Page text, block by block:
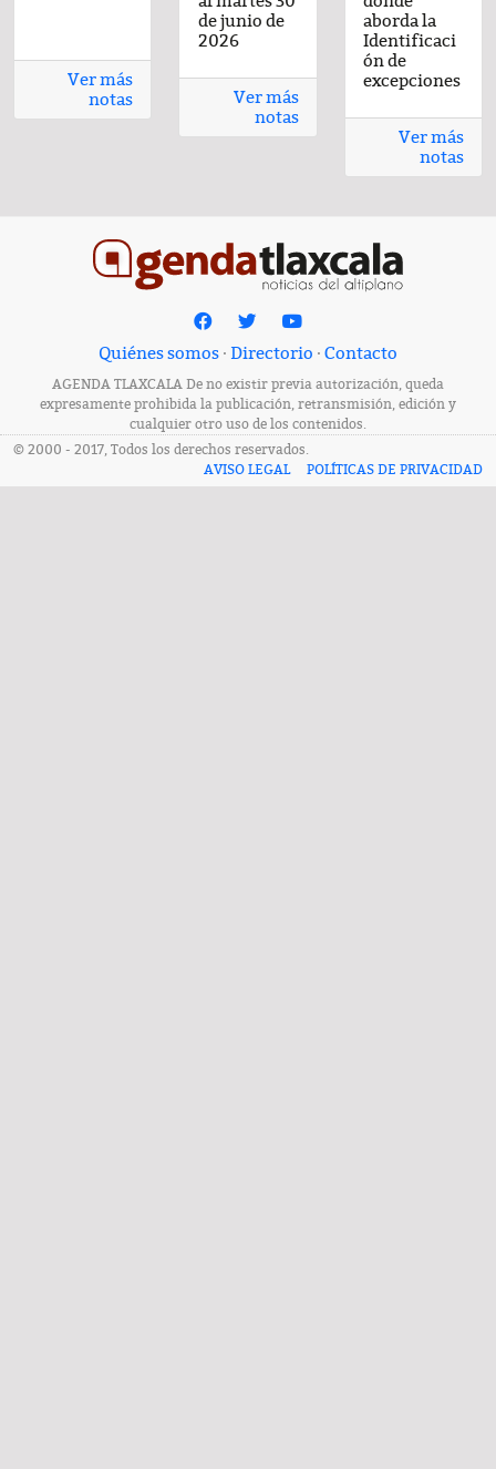
casero
Ver más
notas
de junio de
2026
de junio de
de junio de
2026
Ver más
notas
aborda la
Identificaci
ón de
excepciones
Ver más
notas
Quiénes somos · Directorio · Contacto
AGENDA TLAXCALA De no existir previa autorización, queda
expresamente prohibida la publicación, retransmisión, edición y
cualquier otro uso de los contenidos.
© 2000 - 2017, Todos los derechos reservados.
AVISO LEGAL
POLÍTICAS DE PRIVACIDAD